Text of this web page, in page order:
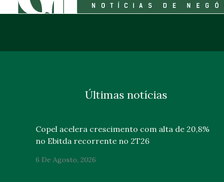
Últimas notícias
Copel acelera crescimento com alta de 20,8%
no Ebitda recorrente no 2T26
6 De Agosto, 2026